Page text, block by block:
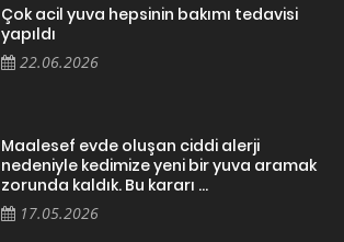
Çok acil yuva hepsinin bakımı tedavisi
yapıldı
22.06.2026
Maalesef evde oluşan ciddi alerji
nedeniyle kedimize yeni bir yuva aramak
zorunda kaldık. Bu kararı ...
17.05.2026